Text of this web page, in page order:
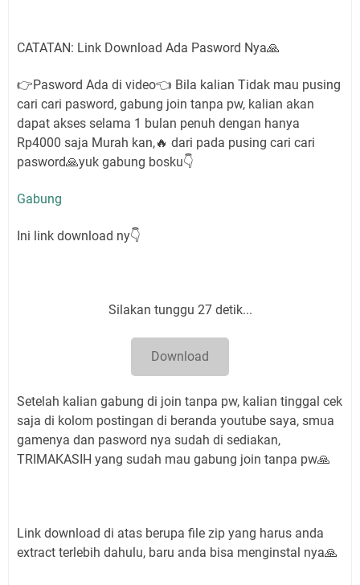
CATATAN: Link Download Ada Pasword Nya🙏
👉Pasword Ada di video👈 Bila kalian Tidak mau pusing
cari cari pasword, gabung join tanpa pw, kalian akan
dapat akses selama 1 bulan penuh dengan hanya
Rp4000 saja Murah kan,🔥 dari pada pusing cari cari
pasword🙏yuk gabung bosku👇
Gabung
Ini link download ny👇
Silakan tunggu 26 detik...
Download
Setelah kalian gabung di join tanpa pw, kalian tinggal cek
saja di kolom postingan di beranda youtube saya, smua
gamenya dan pasword nya sudah di sediakan,
TRIMAKASIH yang sudah mau gabung join tanpa pw🙏
Link download di atas berupa file zip yang harus anda
extract terlebih dahulu, baru anda bisa menginstal nya🙏